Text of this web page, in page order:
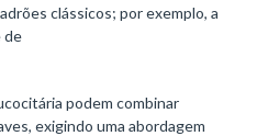
clássicos; por exemplo, a
de
podem combinar
exigindo uma abordagem